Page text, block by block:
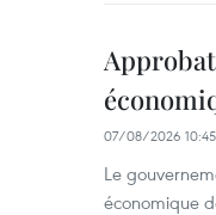
07/08/2026 10:45
Le
économique